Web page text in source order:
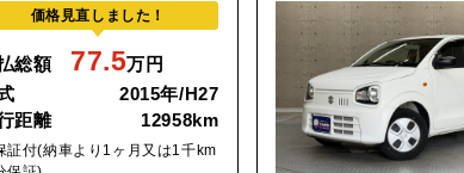
価格見直しました！
総額 77.5万円
2015年/H27
距離
12958km
証付(納車より1ヶ月又は1千km